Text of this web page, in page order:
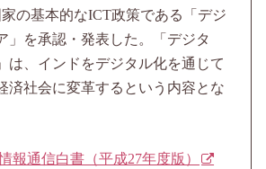
の基本的なICT政策である「デジ
」を承認・発表した。「デジタ
は、インドをデジタル化を通じて
済社会に変革するという内容とな
報通信白書（平成27年度版）